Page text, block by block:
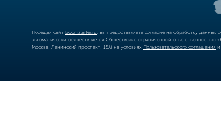
Посещая сайт boomstarter.ru , вы предоставляете согласие на обработку
автоматически осуществляется Обществом с ограниченной
Москва, Ленинский проспект, 15А) на условиях Пользовательского соглашения и